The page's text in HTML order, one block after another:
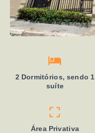
2 Dormitórios, sendo 1
suíte
Área Privativa